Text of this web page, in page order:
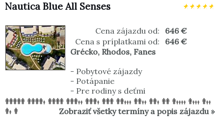
Nautica Blue All Senses
Cena zájazdu od:
646 €
Cena s príplatkami od:
646 €
Grécko, Rhodos, Fanes
- Pobytové zájazdy
- Potápanie
- Pre rodiny s deťmi
Zobraziť všetky termíny a popis zájazdu »